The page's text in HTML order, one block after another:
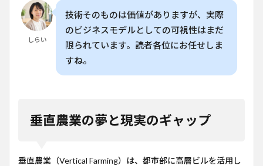
しらい
技術そのものは価値がありますが、実際
のビジネスモデルとしての可視性はまだ
限られています。読者各位にお任せしま
すね。
垂直農業の夢と現実のギャップ
垂直農業（Vertical Farming）は、都市部に高層ビルを活用し